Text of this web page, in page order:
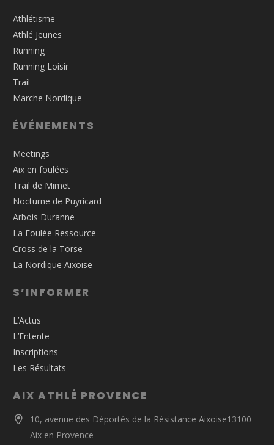
Athlétisme
Athlé Jeunes
Running
Running Loisir
Trail
Marche Nordique
ÉVÉNEMENTS
Meetings
Aix en foulées
Trail de Mimet
Nocturne de Puyricard
Arbois Duranne
La Foulée Ressource
Cross de la Torse
La Nordique Aixoise
S’INFORMER
L’Actus
L’Entente
Inscriptions
Les Résultats
AIX ATHLÉ PROVENCE
10, avenue des Déportés de la Résistance Aixoise13100
Aix en Provence